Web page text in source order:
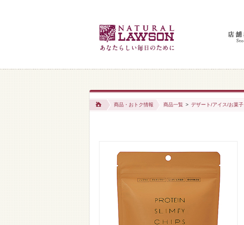
商品・おトク情報 商品一覧 > デザート/アイス/お菓子